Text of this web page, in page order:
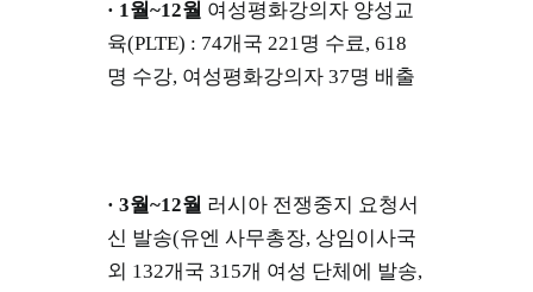
· 1월~12월 여성평화강의자 양성교
육(PLTE) : 74개국 221명 수료, 618
명 수강, 여성평화강의자 37명 배출
· 3월~12월 러시아 전쟁중지 요청서
신 발송(유엔 사무총장, 상임이사국
외 132개국 315개 여성 단체에 발송,